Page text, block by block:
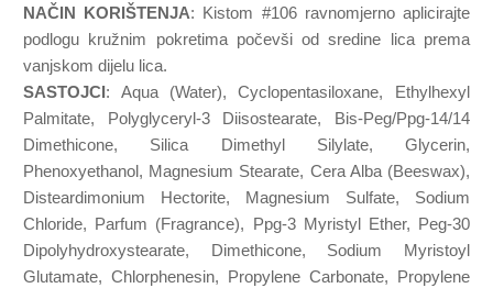
NAČIN KORIŠTENJA: Kistom #106 ravnomjerno aplicirajte
podlogu kružnim pokretima počevši od sredine lica prema
vanjskom dijelu lica.
SASTOJCI : Aqua (Water), Cyclopentasiloxane, Ethylhexyl
Palmitate, Polyglyceryl-3 Diisostearate, Bis-Peg/Ppg-14/14
Dimethicone, Silica Dimethyl Silylate, Glycerin,
Phenoxyethanol, Magnesium Stearate, Cera Alba (Beeswax),
Disteardimonium Hectorite, Magnesium Sulfate, Sodium
Chloride, Parfum (Fragrance), Ppg-3 Myristyl Ether, Peg-30
Dipolyhydroxystearate, Dimethicone, Sodium Myristoyl
Glutamate, Chlorphenesin, Propylene Carbonate, Propylene